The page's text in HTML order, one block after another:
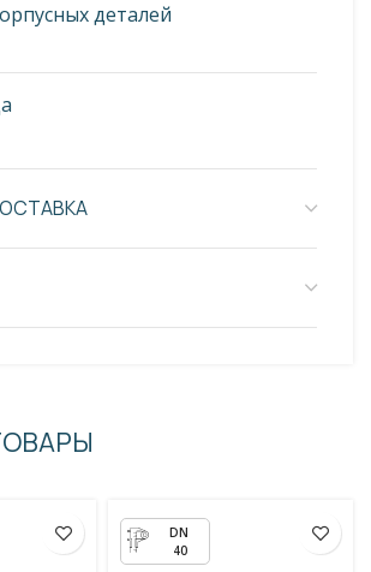
деталей
40